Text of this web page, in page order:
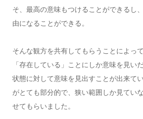
そ、最高の意味もつけることができるし
由になることができる。
そんな観方を共有してもらうことによっ
「存在している」ことにしか意味を見い
状態に対して意味を見出すことが出来て
がとても部分的で、狭い範囲しか見てい
せてもらいました。